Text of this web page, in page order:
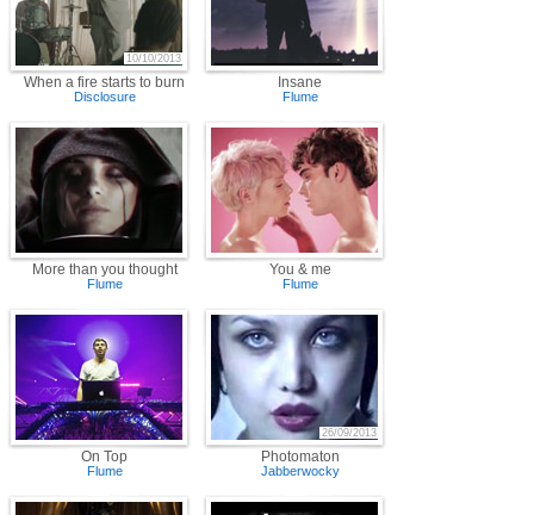
When a fire starts to burn
10/10/2013
Disclosure
Insane
Flume
More than you thought
Flume
You & me
Flume
On Top
Flume
Photomaton
26/09/2013
Jabberwocky